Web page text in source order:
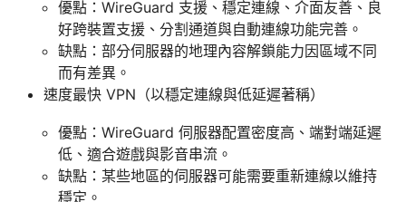
優點：WireGuard 支援、穩定連線、介面友善、良
好跨裝置支援、分割通道與自動連線功能完善。
缺點：部分伺服器的地理內容解鎖能力因區域不同
而有差異。
速度最快 VPN（以穩定連線與低延遲著稱）
優點：WireGuard 伺服器配置密度高、端對端延遲
低、適合遊戲與影音串流。
缺點：某些地區的伺服器可能需要重新連線以維持
穩定。